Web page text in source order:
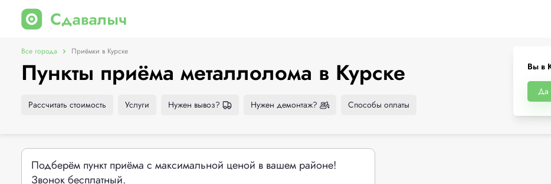
Вы в
Да
Все города Приёмки в Курске
Пункты приёма металлолома в Курске
Рассчитать стоимость Услуги Нужен вывоз? Нужен демонтаж? Способы оплаты
Подберём пункт приёма с максимальной ценой в вашем районе!
Звонок бесплатный.